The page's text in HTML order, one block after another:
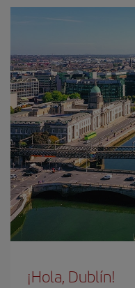
¡Hola, Dublín!